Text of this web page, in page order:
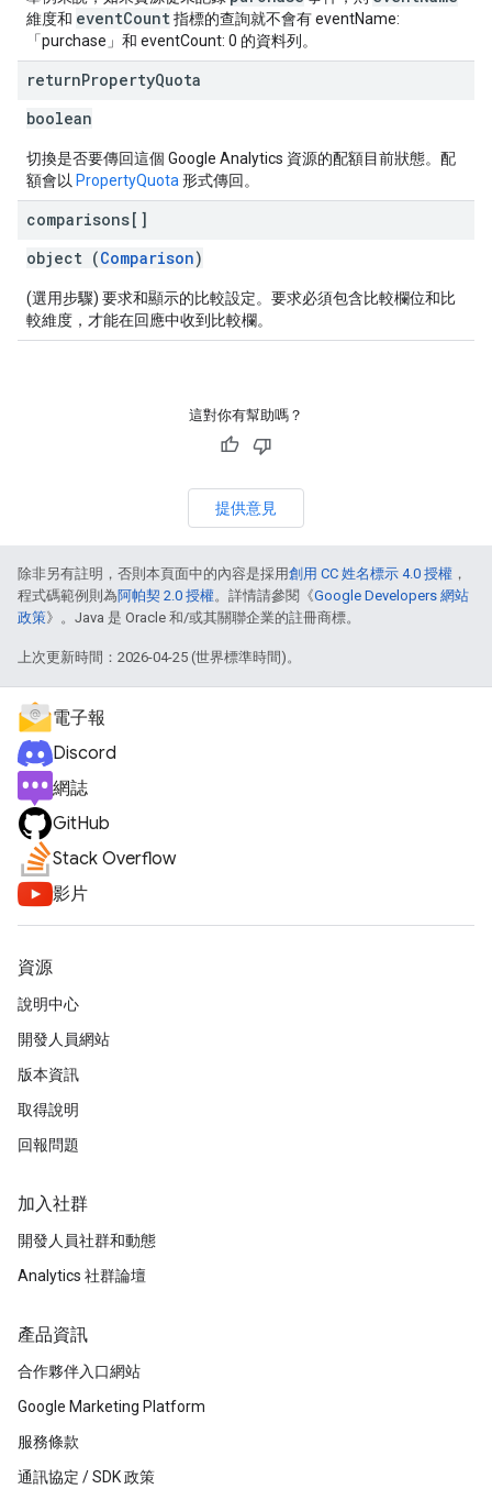
維度和 eventCount指標的查詢就不會有 eventName:
「purchase」和 eventCount: 0 的資料列。
returnPropertyQuota
boolean
切換是否要傳回這個 Google Analytics 資源的配額目前狀態。配
額會以 PropertyQuota 形式傳回。
comparisons[]
object (Comparison)
(選用步驟) 要求和顯示的比較設定。要求必須包含比較欄位和比
較維度，才能在回應中收到比較欄。
這對你有幫助嗎？
提供意見
除非另有註明，否則本頁面中的內容是採用創用 CC 姓名標示 4.0 授權 ，
程式碼範例則為阿帕契 2.0 授權。詳情請參閱《Google Developers 網站
政策》。Java 是 Oracle 和/或其關聯企業的註冊商標。
上次更新時間：2026-04-25 (世界標準時間)。
電子報
Discord
網誌
GitHub
Stack Overflow
影片
資源
說明中心
開發人員網站
版本資訊
取得說明
回報問題
加入社群
開發人員社群和動態
Analytics 社群論壇
產品資訊
合作夥伴入口網站
Google Marketing Platform
服務條款
通訊協定 / SDK 政策